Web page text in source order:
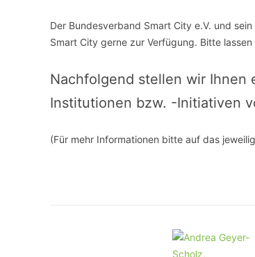
VERANSTALTUNG
EINREICHEN
VERANSTALTUNGSORTE
Der Bundesverband Smart City e.V. und
Smart City gerne zur Verfügung. Bitte
Nachfolgend stellen wir Ihnen
Institutionen bzw. -Initiativen
(Für mehr Informationen bitte auf das